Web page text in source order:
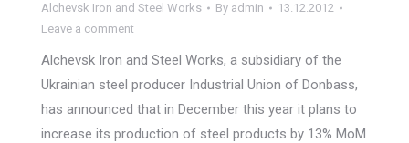
Alchevsk Iron and Steel Works By admin
13.12.2012
Leave a comment
Alchevsk Iron and Steel Works, a subsidiary of the
Ukrainian steel producer Industrial Union of Donbass,
has announced that in December this year it plans to
increase its production of steel products by 13% MoM